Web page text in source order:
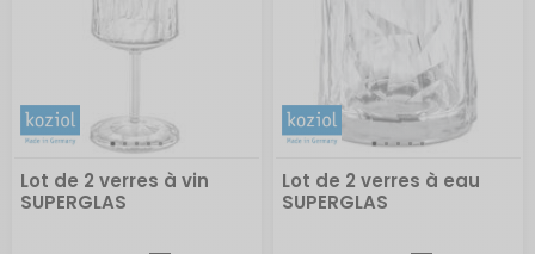
Lot de 2 verres à vin
SUPERGLAS
Lot de 2 verres à eau
SUPERGLAS